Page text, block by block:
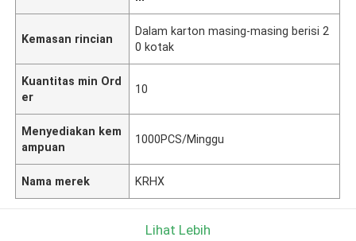
Kemasan rincian
Dalam karton masing-masing berisi 2
0 kotak
Kuantitas min Ord
er
10
Menyediakan kem
ampuan
1000PCS/Minggu
Nama merek KRHX
Lihat Lebih